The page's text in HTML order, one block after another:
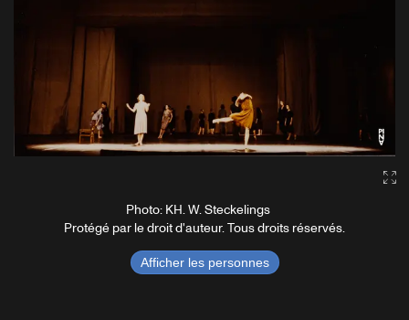
Photo: KH. W. Steckelings
Protégé par le droit d'auteur. Tous droits réservés.
Afficher les personnes